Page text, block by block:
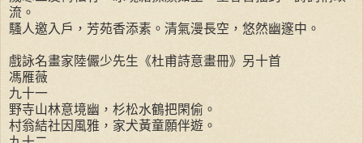
流。
騷人邀入戶，芳苑香添素。清氣漫長空，悠然幽邃中。
戲詠名畫家陸儼少先生《杜甫詩意畫冊》另十首
馮雁薇
九十一
野寺山林意境幽，杉松水鶴把閑偷。
村翁結社因風雅，家犬黃童願伴遊。